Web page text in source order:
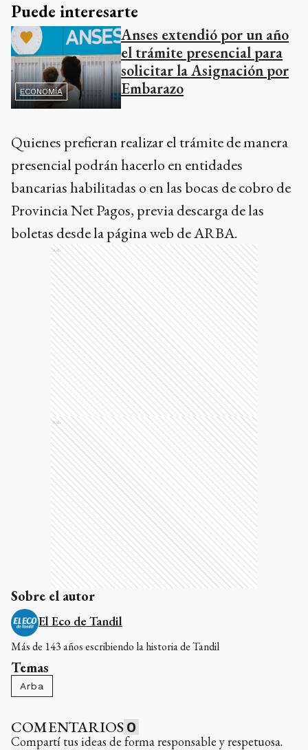
Puede interesarte
ECONOMÍA
Anses extendió por un año
el trámite presencial para
solicitar la Asignación por
Embarazo
Quienes prefieran realizar el trámite de manera
presencial podrán hacerlo en entidades
bancarias habilitadas o en las bocas de cobro de
Provincia Net Pagos, previa descarga de las
boletas desde la página web de ARBA.
Ads
Ads
Sobre el autor
El Eco de Tandil
Más de 143 años escribiendo la historia de Tandil
Temas
Arba
COMENTARIOS 0
Compartí tus ideas de forma responsable y respetuosa.